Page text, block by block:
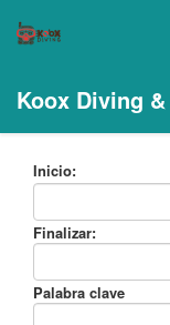
Koox Diving
Inicio:
Finalizar:
Palabra clave